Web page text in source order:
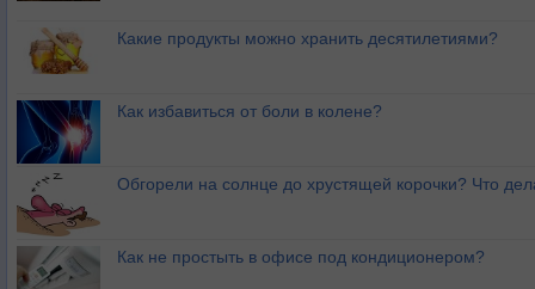
Какие продукты можно хранить десятилетиями?
Как избавиться от боли в колене?
Обгорели на солнце до хрустящей корочки? Что
Как не простыть в офисе под кондиционером?